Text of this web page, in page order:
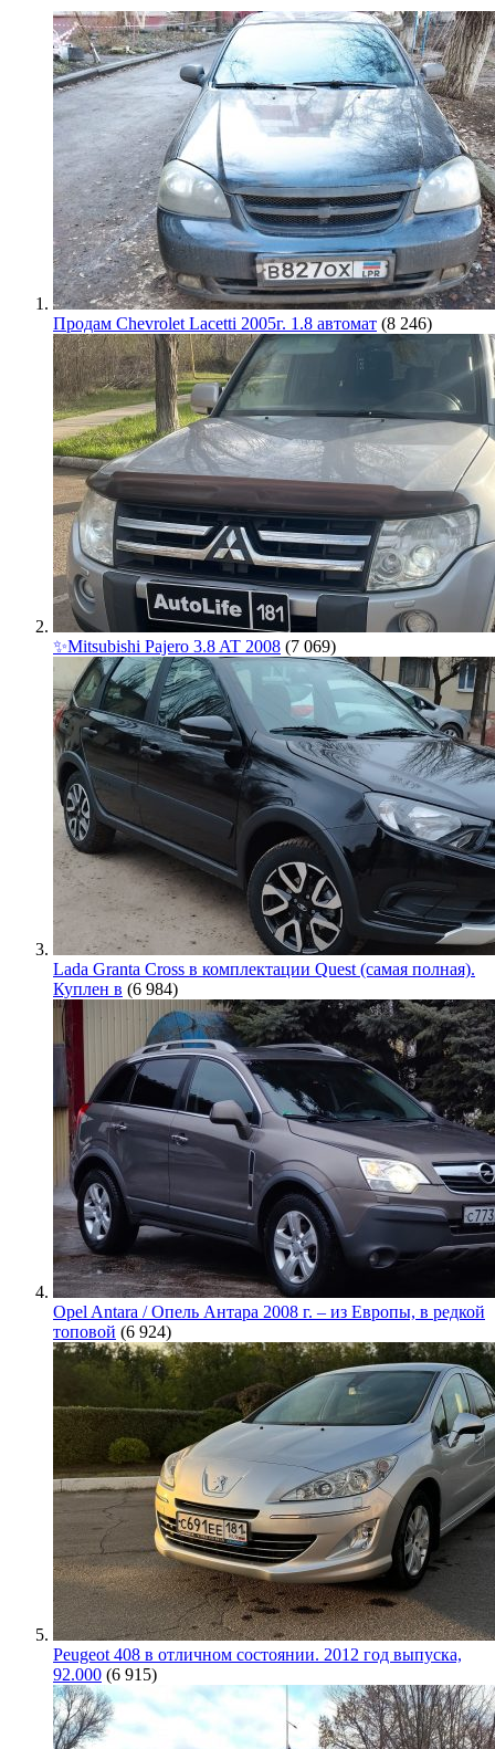
Продам Chevrolet Lacetti 2005г. 1.8 автомат (8 246)
✨Mitsubishi Pajero 3.8 AT 2008 (7 069)
Lada Granta Cross в комплектации Quest (самая полная).
Куплен в (6 984)
Opel Antara / Опель Антара 2008 г. – из Европы, в редкой
топовой (6 924)
Peugeot 408 в отличном состоянии. 2012 год выпуска,
92.000 (6 915)